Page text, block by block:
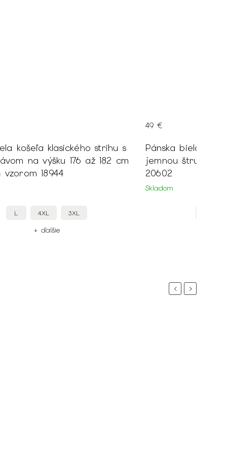
Pánska biela košeľa klasického strihu s
jemnou štruktúrou na výšku 176/182 cm
20602
XXL
PreviousNext